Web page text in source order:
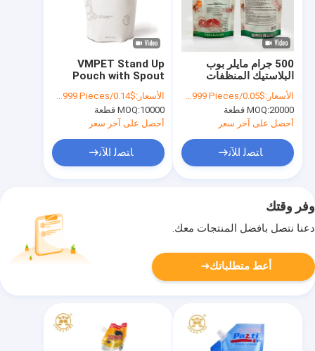
VMPET Stand Up
Pouch with Spout
Packaging 300ml
الصابون المرنة التعبئة
والتغليف الأكياس
البلاستيكية
الأسعار:$0.14/Pieces 10000-99999 Pieces
MOQ:10000 قطعة
أحصل على آخر سعر
ﺎﺘﺼﻟ ﺍﻶﻧ
500 جرام مايلر بوب
البلاستيك المنظفات
التعبئة والتغليف الحقيبة
مبيدات الآفات الزراعية
شفافة
الأسعار:$0.05/Pieces 20000-99999 Pieces
MOQ:20000 قطعة
أحصل على آخر سعر
ﺎﺘﺼﻟ ﺍﻶﻧ
وفر وقتك
دعنا نتصل بأفضل المنتجات معك.
أعط متطلباتك